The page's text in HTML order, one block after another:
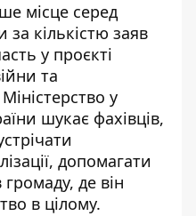
місце серед
за кількістю заяв
у проєкті
та
у
шукає фахівців,
, допомагати
громаду, де він
в цілому.